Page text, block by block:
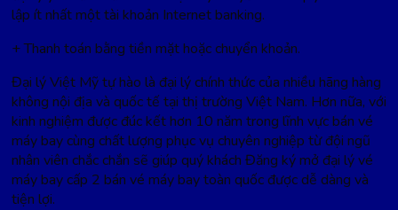
lập ít nhất một tài khoản Internet banking.
+ Thanh toán bằng tiền mặt hoặc chuyển khoản.
Đại lý Việt Mỹ tự hào là đại lý chính thức của nhiều hãng hàng
không nội địa và quốc tế tại thị trường Việt Nam. Hơn nữa, với
kinh nghiệm được đúc kết hơn 10 năm trong lĩnh vực bán vé
máy bay cùng chất lượng phục vụ chuyên nghiệp từ đội ngũ
nhân viên chắc chắn sẽ giúp quý khách Đăng ký mở đại lý vé
máy bay cấp 2 bán vé máy bay toàn quốc được dễ dàng và
tiện lợi.